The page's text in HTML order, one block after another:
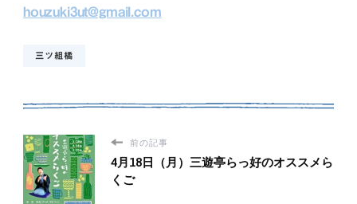
houzuki3ut@gmail.com
三ツ組橘
前の記事
4月18日（月）三遊亭らっ好のオススメら
くご